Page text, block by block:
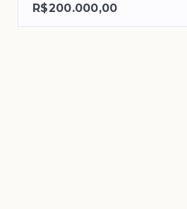
R$200.000,00